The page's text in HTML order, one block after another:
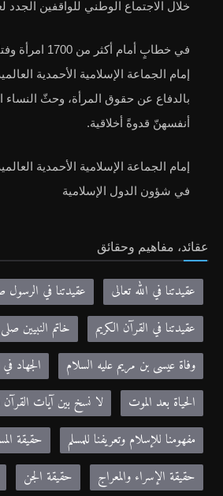
متلازمان، ويحثّ المسلمين الأحمديين
خلال الاجتماع الوطني للواقفين الجدد لعام
في خطابٍ أمام
إمام الجماعة الإسلامية الأحمدية
بالدفاع عن حقوق المرأة، وحثّ النساء
إمام الجماعة الإسلامية الأحمدية
عقائد، مفاهيم وحقائق
عقيدتنا في الله تعالى
عقيدتنا في الرسول
عقيدتنا في القرآن الكريم
خاتم النبيين صلى
وفاة عيسى بن مريم عليه السلام
الجهاد في
الحياة بعد الموت
لا نسخ بين آيات القرآن
مفهومنا للإسلام وتعريفنا للمسلم
حقيقة